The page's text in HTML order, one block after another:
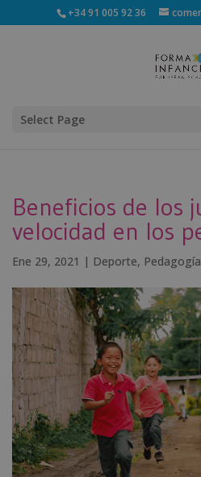
+34 91 005 92 36
Select Page
Beneficios de los
velocidad en los
Ene 29, 2021 | Deporte, Pedagogía